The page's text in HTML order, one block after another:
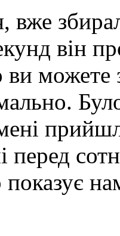
вже
він
можете
перед